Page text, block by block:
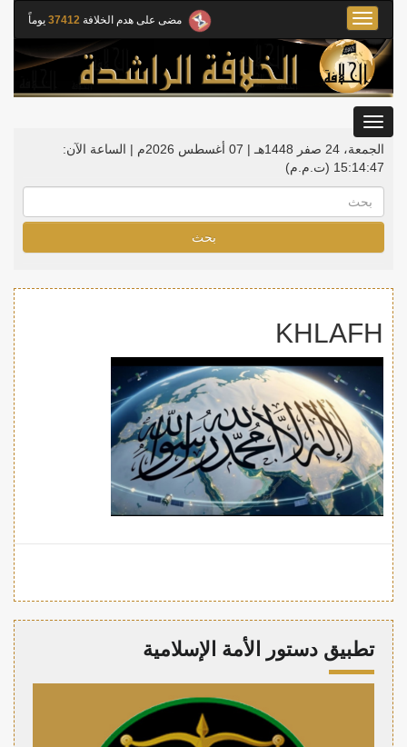
مضى على هدم الخلافة 37412 يوماً
Toggle
navigation
الجمعة، 24 صفر 1448هـ | 07 أغسطس 2026م |
الساعة الآن:
15:14:47 (ت.م.م)
بحث
KHLAFH
تطبيق دستور الأمة الإسلامية